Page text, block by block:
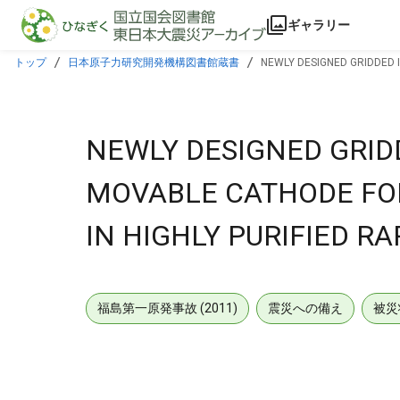
本文に飛ぶ
ギャラリー
トップ 日本原子力研究開発機構図書館蔵書 NEWLY DESIGNED
NEWLY DESIGNED
MOVABLE CATHODE
IN HIGHLY PURIFIED
福島第一原発事故 (2011) 震災への備え 被災